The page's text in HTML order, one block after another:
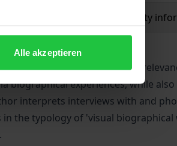
Alle akzeptieren
Product safety
It investigates smartphones’
biographical experiences, while
interprets interviews with and
the typology of 'visual biographical